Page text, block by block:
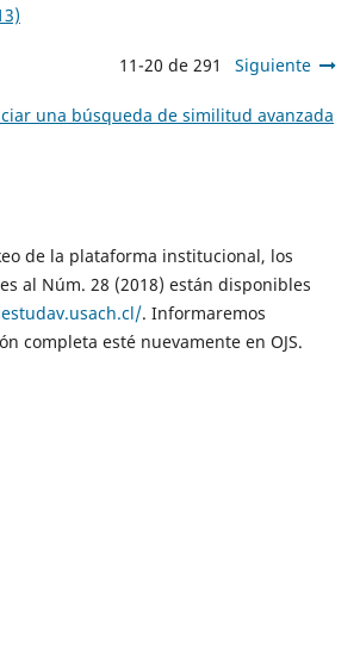
11-20 de 291 Siguiente
una búsqueda de similitud avanzada
de la plataforma institucional, los
al Núm. 28 (2018) están disponibles
. Informaremos
completa esté nuevamente en OJS.